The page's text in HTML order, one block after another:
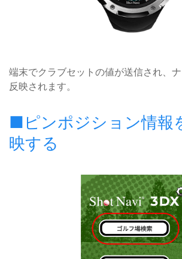
端末でクラブセットの値が送信され、
反映されます。
■ピンポジション情報
映する